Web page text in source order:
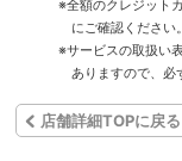
※全額のクレジット
にご確認ください。
※サービスの取扱い
ありますので、必
店舗詳細TOPに戻る